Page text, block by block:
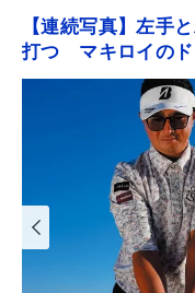
【連続写真】左手
打つ マキロイのド